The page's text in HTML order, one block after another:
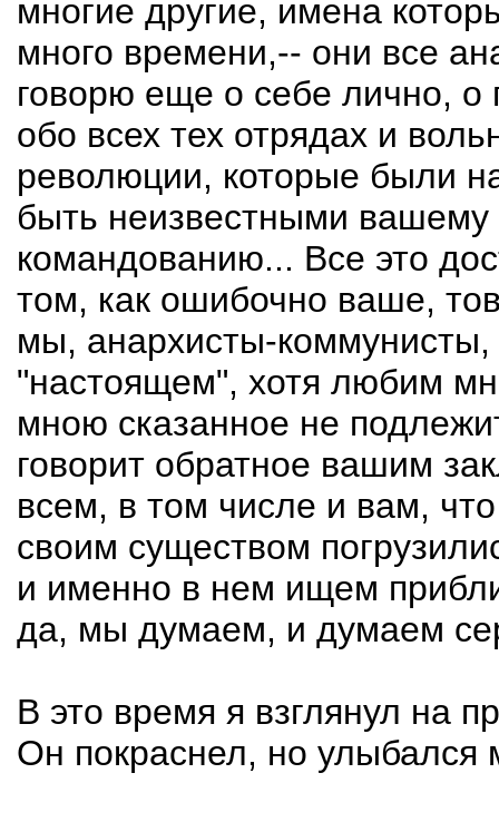
многие другие, имена
много времени,-- они все
говорю еще о себе лично, о
обо всех тех отрядах и
революции, которые были
быть неизвестными
командованию... Все это
том, как ошибочно ваше,
мы, анархисты-
"настоящем", хотя любим
мною сказанное не
говорит обратное вашим
всем, в том числе и вам,
своим существом
и именно в нем ищем
да, мы думаем, и думаем
В это время я взглянул на
Он покраснел, но улыбался